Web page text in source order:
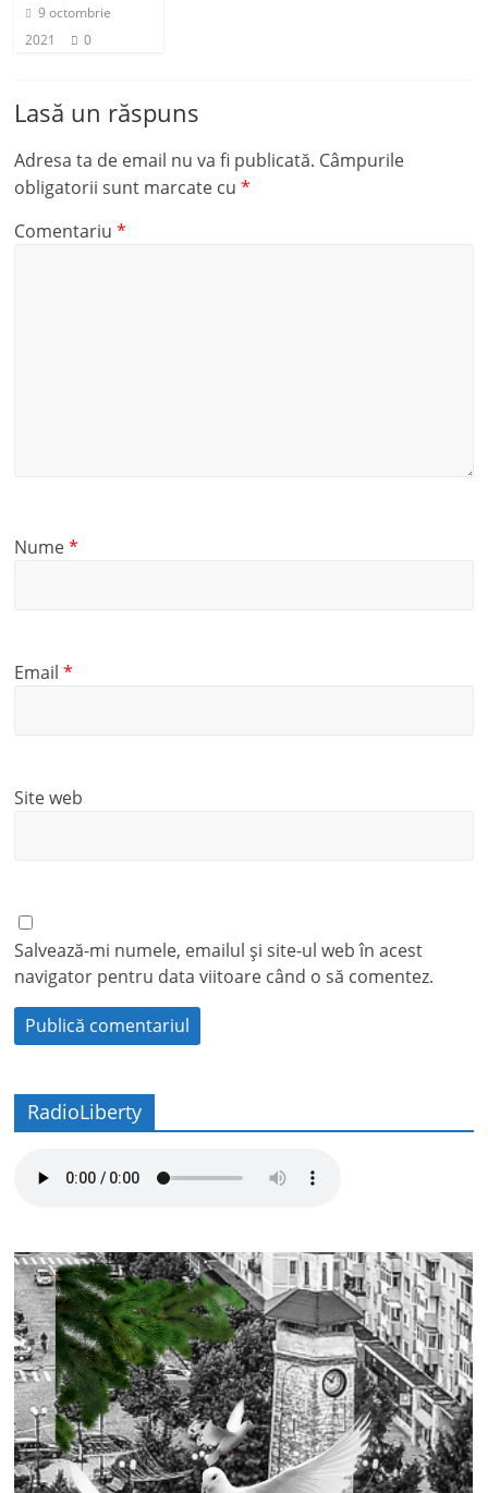
9 octombrie
2021
0
Lasă un răspuns
Adresa ta de email nu va fi publicată. Câmpurile
obligatorii sunt marcate cu*
Comentariu*
Nume*
Email*
Site web
Salvează-mi numele, emailul și site-ul web în acest
navigator pentru data viitoare când o să comentez.
RadioLiberty